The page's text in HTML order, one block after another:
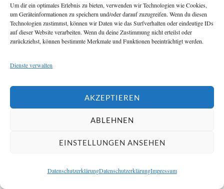
Um dir ein optimales Erlebnis zu bieten, verwenden wir Technologien wie Cookies,
um Geräteinformationen zu speichern und/oder darauf zuzugreifen. Wenn du diesen
Technologien zustimmst, können wir Daten wie das Surfverhalten oder eindeutige IDs
auf dieser Website verarbeiten. Wenn du deine Zustimmung nicht erteilst oder
zurückziehst, können bestimmte Merkmale und Funktionen beeinträchtigt werden.
Dienste verwalten
AKZEPTIEREN
ABLEHNEN
EINSTELLUNGEN ANSEHEN
DatenschutzerklärungDatenschutzerklärungImpressum
Torqualität
Verriegelung
Seitenschutz
Erst dadurch entsteht langfristig wirksamer Schutz.
häufig machen
Viele Sicherheitsprobleme entstehen nicht durch